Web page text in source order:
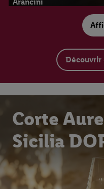
Découvrir
Corte
Sicilia